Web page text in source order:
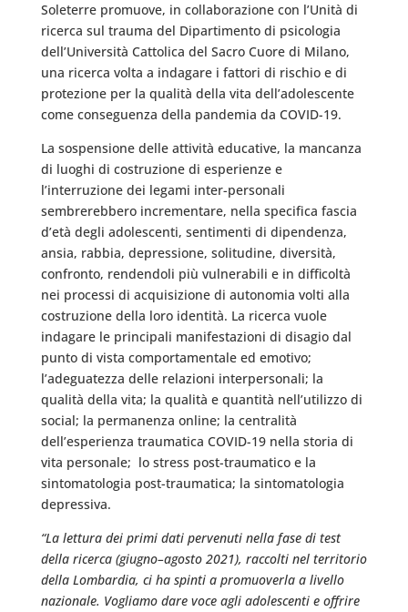
Soleterre promuove, in collaborazione con l’Unità di
ricerca sul trauma del Dipartimento di psicologia
dell’Università Cattolica del Sacro Cuore di Milano,
una ricerca volta a indagare i fattori di rischio e di
protezione per la qualità della vita dell’adolescente
come conseguenza della pandemia da COVID-19.
La sospensione delle attività educative, la mancanza
di luoghi di costruzione di esperienze e
l’interruzione dei legami inter-personali
sembrerebbero incrementare, nella specifica fascia
d’età degli adolescenti, sentimenti di dipendenza,
ansia, rabbia, depressione, solitudine, diversità,
confronto, rendendoli più vulnerabili e in difficoltà
nei processi di acquisizione di autonomia volti alla
costruzione della loro identità. La ricerca vuole
indagare le principali manifestazioni di disagio dal
punto di vista comportamentale ed emotivo;
l’adeguatezza delle relazioni interpersonali; la
qualità della vita; la qualità e quantità nell’utilizzo di
social; la permanenza online; la centralità
dell’esperienza traumatica COVID-19 nella storia di
vita personale; lo stress post-traumatico e la
sintomatologia post-traumatica; la sintomatologia
depressiva.
“La lettura dei primi dati pervenuti nella fase di test
della ricerca (giugno–agosto 2021), raccolti nel territorio
della Lombardia, ci ha spinti a promuoverla a livello
nazionale. Vogliamo dare voce agli adolescenti e offrire